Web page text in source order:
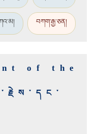
བཀག་རྒྱ་ཅན།
of the